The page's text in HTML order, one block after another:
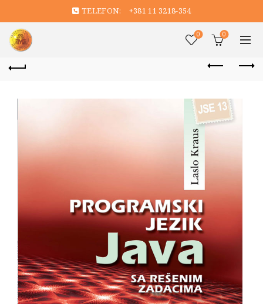
TELEFON: +381 11 3218-354
0 0